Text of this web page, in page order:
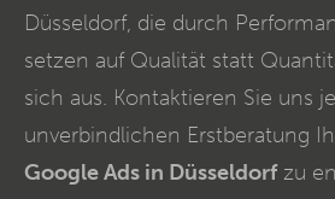
Düsseldorf, die durch
setzen auf Qualität statt
sich aus. Kontaktieren Sie uns
unverbindlichen Erstberatung
Google Ads in Düsseldorfzu